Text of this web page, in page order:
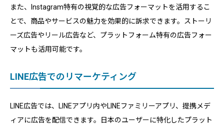
また、Instagram特有の視覚的な広告フォーマットを活用するこ
とで、商品やサービスの魅力を効果的に訴求できます。ストーリ
ーズ広告やリール広告など、プラットフォーム特有の広告フォー
マットも活用可能です。
LINE広告でのリマーケティング
LINE広告では、LINEアプリ内やLINEファミリーアプリ、提携メデ
ィアに広告を配信できます。日本のユーザーに特化したプラット